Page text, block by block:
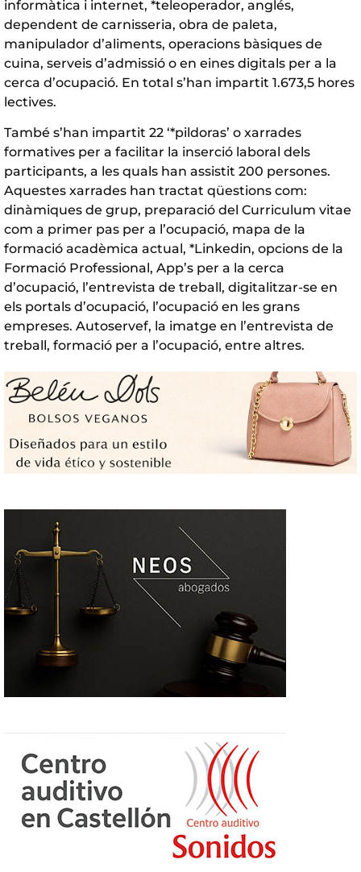
informàtica i internet, *teleoperador, anglés,
dependent de carnisseria, obra de paleta,
manipulador d’aliments, operacions bàsiques de
cuina, serveis d’admissió o en eines digitals per a la
cerca d’ocupació. En total s’han impartit 1.673,5 hores
lectives.
També s’han impartit 22 ‘*pildoras’ o xarrades
formatives per a facilitar la inserció laboral dels
participants, a les quals han assistit 200 persones.
Aquestes xarrades han tractat qüestions com:
dinàmiques de grup, preparació del Curriculum vitae
com a primer pas per a l’ocupació, mapa de la
formació acadèmica actual, *Linkedin, opcions de la
Formació Professional, App’s per a la cerca
d’ocupació, l’entrevista de treball, digitalitzar-se en
els portals d’ocupació, l’ocupació en les grans
empreses. Autoservef, la imatge en l’entrevista de
treball, formació per a l’ocupació, entre altres.